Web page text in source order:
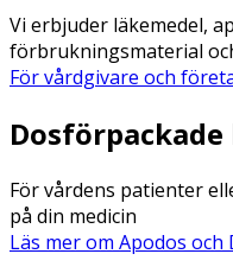
Vi erbjuder läkemedel,
förbrukningsmaterial
För vårdgivare och
För vårdens patienter
på din medicin
Läs mer om Apodos och